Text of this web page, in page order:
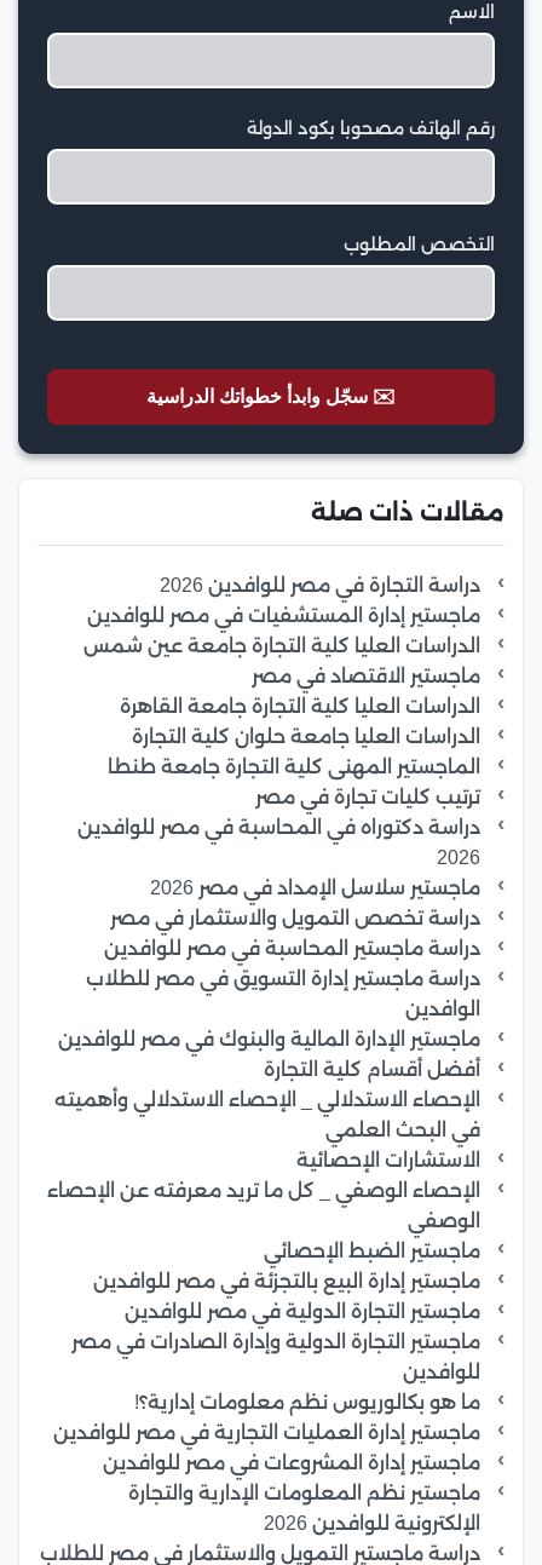
الاسم
رقم الهاتف مصحوبا بكود الدولة
التخصص المطلوب
✉️ سجّل وابدأ خطواتك الدراسية
مقالات ذات صلة
دراسة التجارة في مصر للوافدين 2026
ماجستير إدارة المستشفيات في مصر للوافدين
الدراسات العليا كلية التجارة جامعة عين شمس
ماجستير الاقتصاد في مصر
الدراسات العليا كلية التجارة جامعة القاهرة
الدراسات العليا جامعة حلوان كلية التجارة
الماجستير المهنى كلية التجارة جامعة طنطا
ترتيب كليات تجارة في مصر
دراسة دكتوراه في المحاسبة في مصر للوافدين
2026
ماجستير سلاسل الإمداد في مصر 2026
دراسة تخصص التمويل والاستثمار في مصر
دراسة ماجستير المحاسبة في مصر للوافدين
دراسة ماجستير إدارة التسويق في مصر للطلاب
الوافدين
ماجستير الإدارة المالية والبنوك في مصر للوافدين
أفضل أقسام كلية التجارة
الإحصاء الاستدلالي _ الإحصاء الاستدلالي وأهميته
في البحث العلمي
الاستشارات الإحصائية
الإحصاء الوصفي _ كل ما تريد معرفته عن الإحصاء
الوصفي
ماجستير الضبط الإحصائي
ماجستير إدارة البيع بالتجزئة في مصر للوافدين
ماجستير التجارة الدولية في مصر للوافدين
ماجستير التجارة الدولية وإدارة الصادرات في مصر
للوافدين
ما هو بكالوريوس نظم معلومات إدارية؟!
ماجستير إدارة العمليات التجارية في مصر للوافدين
ماجستير إدارة المشروعات في مصر للوافدين
ماجستير نظم المعلومات الإدارية والتجارة
الإلكترونية للوافدين 2026
دراسة ماجستير التمويل والاستثمار في مصر للطلاب